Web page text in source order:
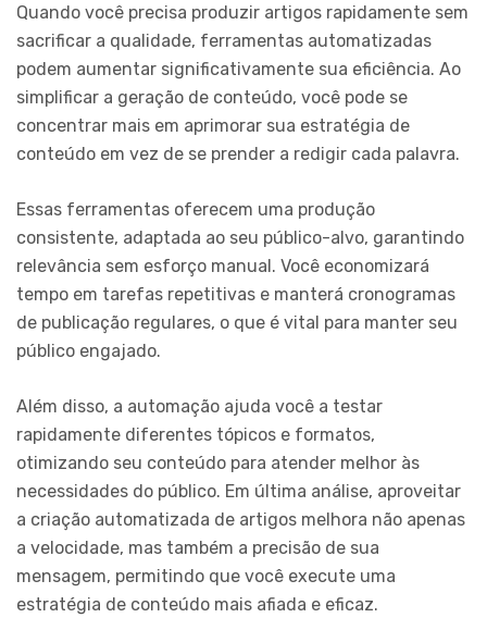
Quando você precisa produzir artigos rapidamente sem
sacrificar a qualidade, ferramentas automatizadas
podem aumentar significativamente sua eficiência. Ao
simplificar a geração de conteúdo, você pode se
concentrar mais em aprimorar sua estratégia de
conteúdo em vez de se prender a redigir cada palavra.
Essas ferramentas oferecem uma produção
consistente, adaptada ao seu público-alvo, garantindo
relevância sem esforço manual. Você economizará
tempo em tarefas repetitivas e manterá cronogramas
de publicação regulares, o que é vital para manter seu
público engajado.
Além disso, a automação ajuda você a testar
rapidamente diferentes tópicos e formatos,
otimizando seu conteúdo para atender melhor às
necessidades do público. Em última análise, aproveitar
a criação automatizada de artigos melhora não apenas
a velocidade, mas também a precisão de sua
mensagem, permitindo que você execute uma
estratégia de conteúdo mais afiada e eficaz.